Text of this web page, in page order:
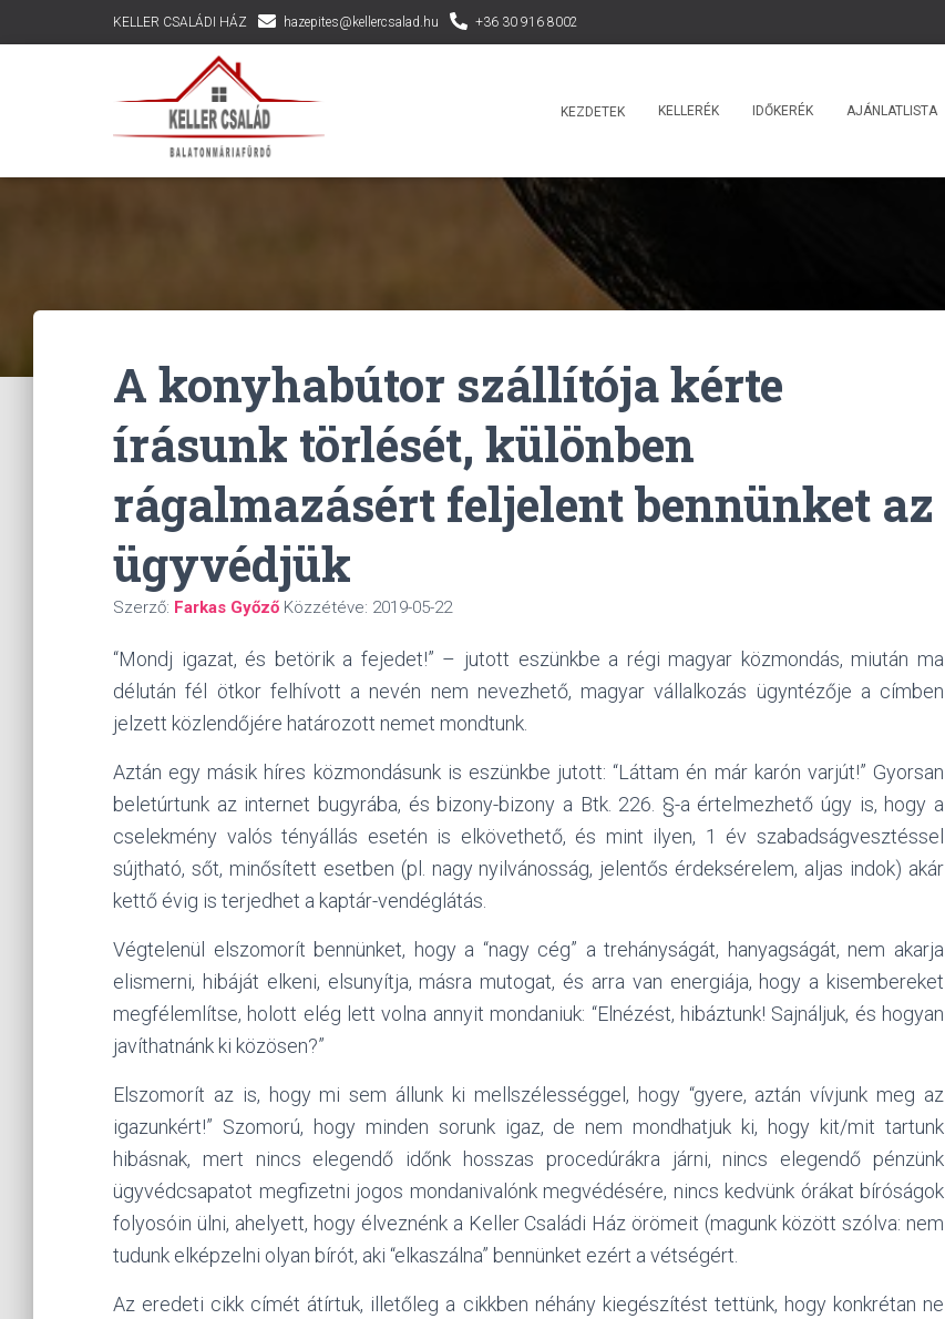
KELLER CSALÁDI HÁZ hazepites@kellercsalad.hu +36 30 916 8002
KEZDETEK KELLERÉK IDŐKERÉK AJÁNLATLISTA
A konyhabútor szállítója kérte
írásunk törlését, különben
rágalmazásért feljelent bennünket az
ügyvédjük
Szerző: Farkas Győző Közzétéve: 2019-05-22
“Mondj igazat, és betörik a fejedet!” – jutott eszünkbe a régi magyar közmondás, miután ma
délután fél ötkor felhívott a nevén nem nevezhető, magyar vállalkozás ügyntézője a címben
jelzett közlendőjére határozott nemet mondtunk.
Aztán egy másik híres közmondásunk is eszünkbe jutott: “Láttam én már karón varjút!” Gyorsan
beletúrtunk az internet bugyrába, és bizony-bizony a Btk. 226. §-a értelmezhető úgy is, hogy a
cselekmény valós tényállás esetén is elkövethető, és mint ilyen, 1 év szabadságvesztéssel
sújtható, sőt, minősített esetben (pl. nagy nyilvánosság, jelentős érdeksérelem, aljas indok) akár
kettő évig is terjedhet a kaptár-vendéglátás.
Végtelenül elszomorít bennünket, hogy a “nagy cég” a trehányságát, hanyagságát, nem akarja
elismerni, hibáját elkeni, elsunyítja, másra mutogat, és arra van energiája, hogy a kisembereket
megfélemlítse, holott elég lett volna annyit mondaniuk: “Elnézést, hibáztunk! Sajnáljuk, és hogyan
javíthatnánk ki közösen?”
Elszomorít az is, hogy mi sem állunk ki mellszélességgel, hogy “gyere, aztán vívjunk meg az
igazunkért!” Szomorú, hogy minden sorunk igaz, de nem mondhatjuk ki, hogy kit/mit tartunk
hibásnak, mert nincs elegendő időnk hosszas procedúrákra járni, nincs elegendő pénzünk
ügyvédcsapatot megfizetni jogos mondanivalónk megvédésére, nincs kedvünk órákat bíróságok
folyosóin ülni, ahelyett, hogy élveznénk a Keller Családi Ház örömeit (magunk között szólva: nem
tudunk elképzelni olyan bírót, aki “elkaszálna” bennünket ezért a vétségért.
Az eredeti cikk címét átírtuk, illetőleg a cikkben néhány kiegészítést tettünk, hogy konkrétan ne